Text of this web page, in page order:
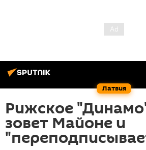
Латвия
Рижское
зовет Майоне и